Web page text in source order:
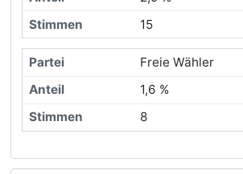
15
Freie Wähler
1,6 %
8